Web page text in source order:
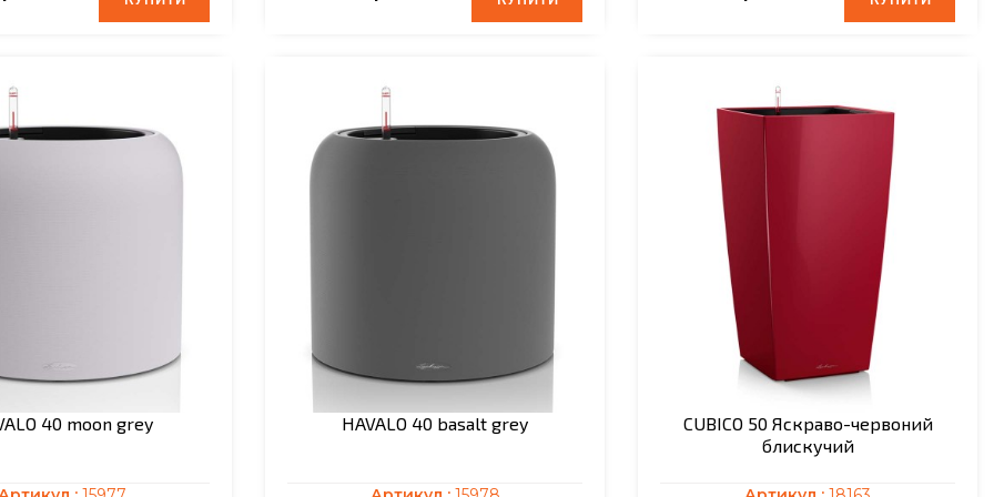
40 moon grey HAVALO 40 basalt grey
CUBICO 50 Яскраво-червоний
блискучий